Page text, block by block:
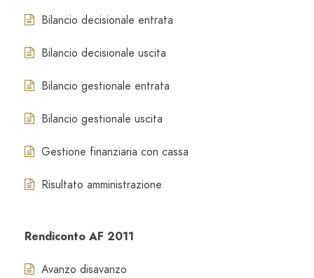
Bilancio decisionale entrata
Bilancio decisionale uscita
Bilancio gestionale entrata
Bilancio gestionale uscita
Gestione finanziaria con cassa
Risultato amministrazione
Rendiconto AF 2011
Avanzo disavanzo